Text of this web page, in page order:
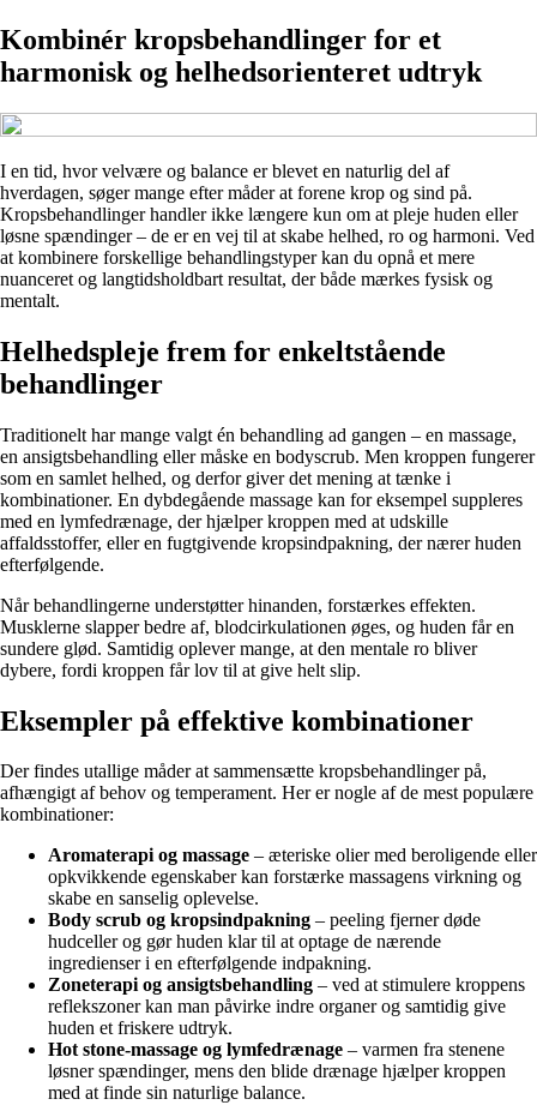
Kombinér kropsbehandlinger for et
harmonisk og helhedsorienteret udtryk
I en tid, hvor velvære og balance er blevet en naturlig del af
hverdagen, søger mange efter måder at forene krop og sind på.
Kropsbehandlinger handler ikke længere kun om at pleje huden eller
løsne spændinger – de er en vej til at skabe helhed, ro og harmoni. Ved
at kombinere forskellige behandlingstyper kan du opnå et mere
nuanceret og langtidsholdbart resultat, der både mærkes fysisk og
mentalt.
Helhedspleje frem for enkeltstående
behandlinger
Traditionelt har mange valgt én behandling ad gangen – en massage,
en ansigtsbehandling eller måske en bodyscrub. Men kroppen fungerer
som en samlet helhed, og derfor giver det mening at tænke i
kombinationer. En dybdegående massage kan for eksempel suppleres
med en lymfedrænage, der hjælper kroppen med at udskille
affaldsstoffer, eller en fugtgivende kropsindpakning, der nærer huden
efterfølgende.
Når behandlingerne understøtter hinanden, forstærkes effekten.
Musklerne slapper bedre af, blodcirkulationen øges, og huden får en
sundere glød. Samtidig oplever mange, at den mentale ro bliver
dybere, fordi kroppen får lov til at give helt slip.
Eksempler på effektive kombinationer
Der findes utallige måder at sammensætte kropsbehandlinger på,
afhængigt af behov og temperament. Her er nogle af de mest populære
kombinationer:
Aromaterapi og massage – æteriske olier med beroligende eller
opkvikkende egenskaber kan forstærke massagens virkning og
skabe en sanselig oplevelse.
Body scrub og kropsindpakning – peeling fjerner døde
hudceller og gør huden klar til at optage de nærende
ingredienser i en efterfølgende indpakning.
Zoneterapi og ansigtsbehandling – ved at stimulere kroppens
reflekszoner kan man påvirke indre organer og samtidig give
huden et friskere udtryk.
Hot stone-massage og lymfedrænage – varmen fra stenene
løsner spændinger, mens den blide drænage hjælper kroppen
med at finde sin naturlige balance.